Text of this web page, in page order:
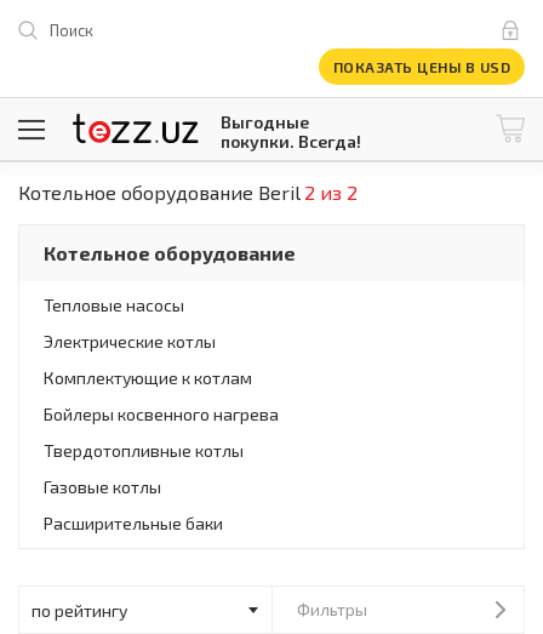
Поиск
ПОКАЗАТЬ ЦЕНЫ В USD
Выгодные
покупки. Всегда!
1 USD = 12 296.16 сум \ @tezzuz
Все категории
Компьютеры и оргтехника
Телевизоры
Климатическая техника
Встраиваемая техника
Климатическая техника
Встраиваемая техника
Крупнобытовая техника
Мелкая бытовая техника
Котельное оборудование Beril 2 из 2
Котельное оборудование
Тепловые насосы
Электрические котлы
Комплектующие к котлам
Бойлеры косвенного нагрева
Твердотопливные котлы
Газовые котлы
Расширительные баки
Фильтры